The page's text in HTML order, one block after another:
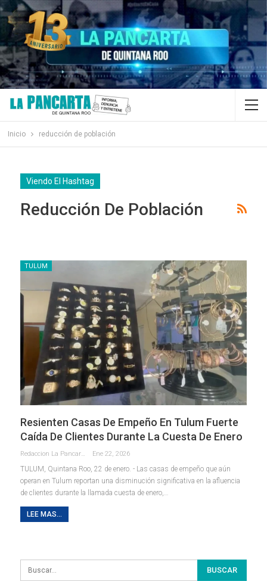
Inicio reducción de población
Viendo El Hashtag
Reducción De Población
TULUM
Resienten Casas De Empeño En Tulum Fuerte
Caída De Clientes Durante La Cuesta De Enero
Redaccion La Pancarta De Quintana Roo Ene 22, 2026
TULUM, Quintana Roo, 22 de enero. - Las casas de empeño que aún
operan en Tulum reportan una disminución significativa en la afluencia
de clientes durante la llamada cuesta de enero,…
LEE MAS...